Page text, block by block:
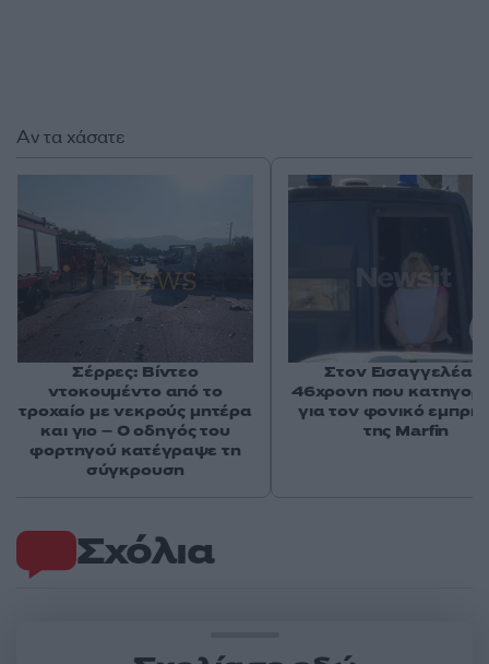
Σχόλια
Αν τα χάσατε
Σέρρες: Βίντεο
ντοκουμέντο από το
τροχαίο με νεκρούς μητέρα
και γιο – Ο οδηγός του
φορτηγού κατέγραψε τη
σύγκρουση
Στον Εισαγγελέα η
46χρονη που
για τον φονικό
της Marfin